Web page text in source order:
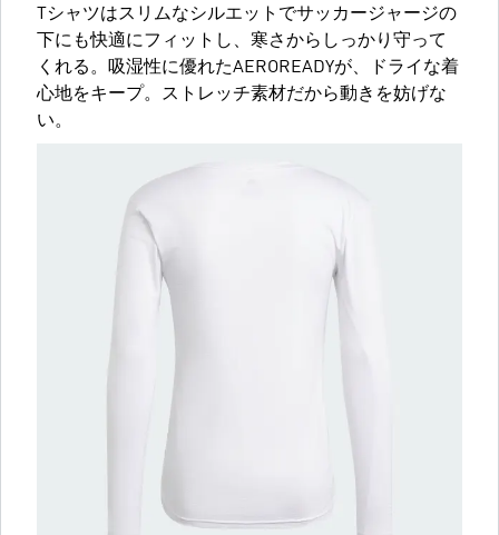
Tシャツはスリムなシルエットでサッカージャージの
下にも快適にフィットし、寒さからしっかり守って
くれる。吸湿性に優れたAEROREADYが、ドライな着
心地をキープ。ストレッチ素材だから動きを妨げな
い。